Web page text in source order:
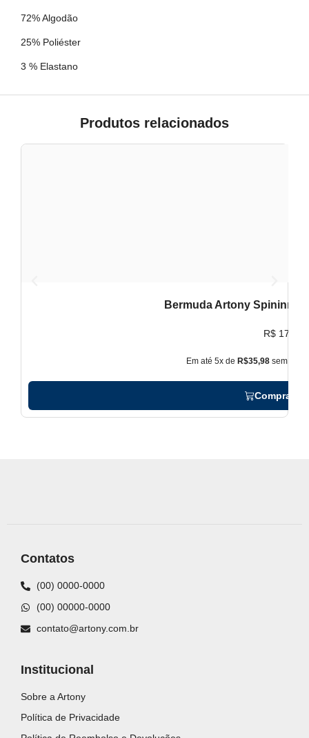
72% Algodão
25% Poliéster
3 % Elastano
Produtos relacionados
Bermuda Artony Spininng
R$179,90
Em até 5x de R$35,98sem
Comprar
Contatos
(00) 0000-0000
(00) 00000-0000
contato@artony.com.br
Institucional
Sobre a Artony
Política de Privacidade